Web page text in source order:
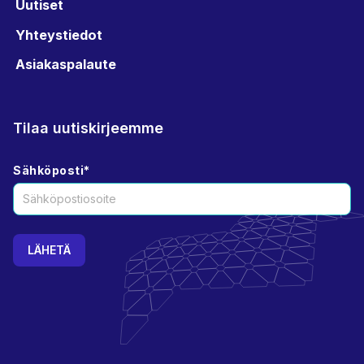
Uutiset
Yhteystiedot
Asiakaspalaute
Tilaa uutiskirjeemme
Sähköposti*